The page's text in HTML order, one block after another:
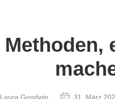
Laura Goodwin 31. März